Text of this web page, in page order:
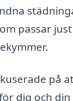
passar
på
dig och